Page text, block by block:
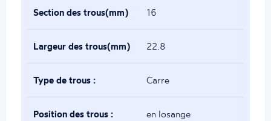
Section des trous(mm)
:
16
Largeur des trous(mm)
:
22.8
Type de trous : Carre
Position des trous : en losange